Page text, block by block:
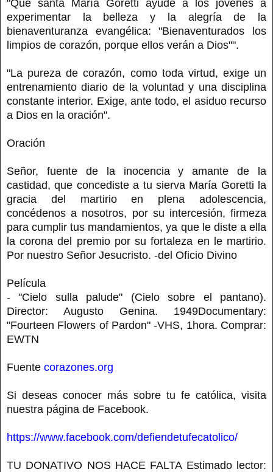
"Que santa María Goretti ayude a los jóvenes a
experimentar la belleza y la alegría de la
bienaventuranza evangélica: "Bienaventurados los
limpios de corazón, porque ellos verán a Dios"".
"La pureza de corazón, como toda virtud, exige un
entrenamiento diario de la voluntad y una disciplina
constante interior. Exige, ante todo, el asiduo recurso
a Dios en la oración".
Oración
Señor, fuente de la inocencia y amante de la
castidad, que concediste a tu sierva María Goretti la
gracia del martirio en plena adolescencia,
concédenos a nosotros, por su intercesión, firmeza
para cumplir tus mandamientos, ya que le diste a ella
la corona del premio por su fortaleza en le martirio.
Por nuestro Señor Jesucristo. -del Oficio Divino
Película
- "Cielo sulla palude" (Cielo sobre el pantano).
Director: Augusto Genina. 1949Documentary:
"Fourteen Flowers of Pardon" -VHS, 1hora. Comprar:
EWTN
Fuente corazones.org
Si deseas conocer más sobre tu fe católica, visita
nuestra página de Facebook.
https://www.facebook.com/defiendetufecatolico/
TU DONATIVO NOS HACE FALTA Estimado lector: